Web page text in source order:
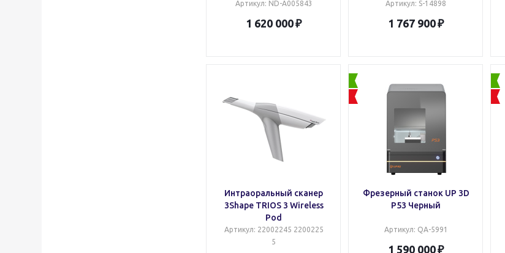
Артикул: ND-A005843
1 620 000
Артикул: S-14898
1 767 900
Интраоральный сканер
3Shape TRIOS 3 Wireless
Pod
Артикул: 22002245 2200225
5
Фрезерный станок UP 3D
P53 Черный
Артикул: QA-5991
1 590 000